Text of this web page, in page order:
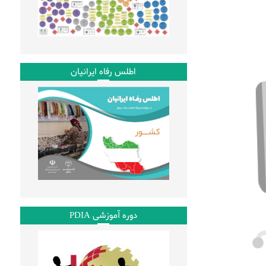
اطلس رفاه ایرانیان
دوره آموزشی PDIA